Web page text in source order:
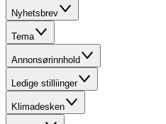
Nyhetsbrev
Tema
Annonsørinnhold
Ledige stilliinger
Klimadesken